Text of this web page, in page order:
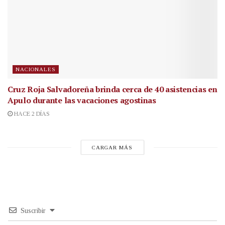
NACIONALES
Cruz Roja Salvadoreña brinda cerca de 40 asistencias en
Apulo durante las vacaciones agostinas
HACE 2 DÍAS
CARGAR MÁS
Suscribir